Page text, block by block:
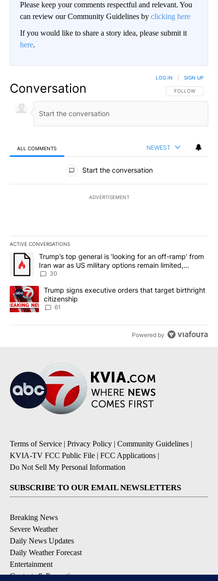
Please keep your comments respectful and relevant. You
can review our Community Guidelines by clicking here
If you would like to share a story idea, please submit it
here.
Conversation FOLLOW THIS
FOLLOW
LOG IN SIGN UP
ALL COMMENTS NEWEST
All Comments
Start the conversation
ADVERTISEMENT
ACTIVE CONVERSATIONS
The following is a list of the most commented articles in the last
A trending article titled "Trump’s top general is ‘looking for an
Trump’s top general is ‘looking for an off-ramp’ from
Iran war as US military options remain limited,
sources say
30
A trending article titled "Trump signs executive orders that
Trump signs executive orders that target birthright
citizenship
61
Powered by
Terms of Service | Privacy Policy | Community Guidelines |
KVIA-TV FCC Public File | FCC Applications |
Do Not Sell My Personal Information
SUBSCRIBE TO OUR EMAIL NEWSLETTERS
Breaking News
Severe Weather
Daily News Updates
Daily Weather Forecast
Entertainment
Contests & Promotions